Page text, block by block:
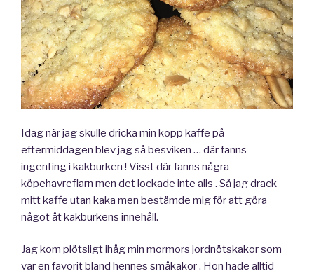
Idag när jag skulle dricka min kopp kaffe på
eftermiddagen blev jag så besviken … där fanns
ingenting i kakburken ! Visst där fanns några
köpehavreflarn men det lockade inte alls . Så jag drack
mitt kaffe utan kaka men bestämde mig för att göra
något åt kakburkens innehåll.
Jag kom plötsligt ihåg min mormors jordnötskakor som
var en favorit bland hennes småkakor . Hon hade alltid